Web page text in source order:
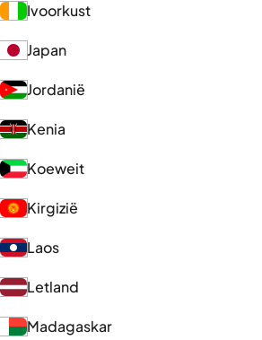
Ivoorkust
Japan
Jordanië
Kenia
Koeweit
Kirgizië
Laos
Letland
Madagaskar